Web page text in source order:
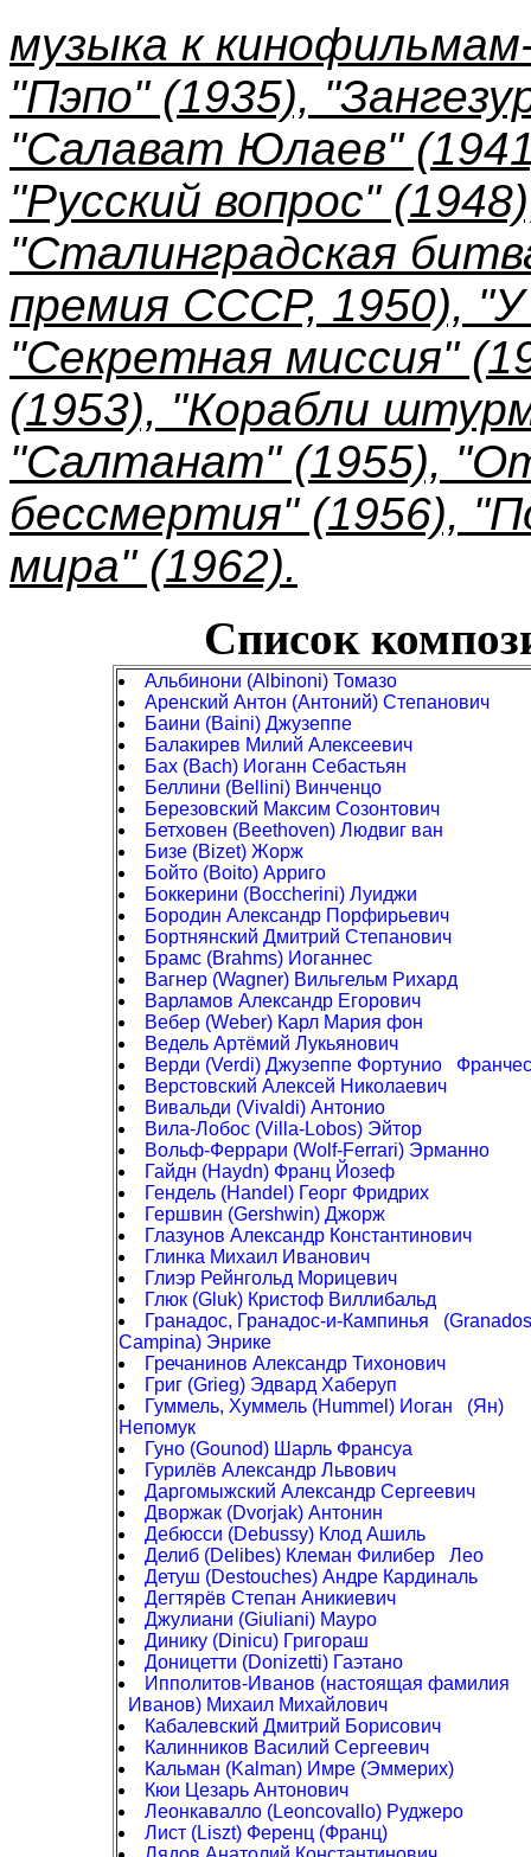
музыка к
"Пэпо" (1935),
"Салават Юлаев"
"Русский вопрос"
"Сталинградская
премия СССР, 1950),
"Секретная миссия"
(1953), "Корабли
"Салтанат" (1955),
бессмертия" (1956),
мира" (1962).
Список
Альбинони (Albinoni) Томазо
Аренский Антон (Антоний) Степанович
Баини (Baini) Джузеппе
Балакирев Милий Алексеевич
Бах (Bach) Иоганн Себастьян
Беллини (Bellini) Винченцо
Березовский Максим Созонтович
Бетховен (Beethoven) Людвиг ван
Бизе (Bizet) Жорж
Бойто (Boito) Арриго
Боккерини (Boccherini) Луиджи
Бородин Александр Порфирьевич
Бортнянский Дмитрий Степанович
Брамс (Brahms) Иоганнес
Вагнер (Wagner) Вильгельм Рихард
Варламов Александр Егорович
Вебер (Weber) Карл Мария фон
Ведель Артёмий Лукьянович
Верди (Verdi) Джузеппе Фортунио
Верстовский Алексей Николаевич
Вивальди (Vivaldi) Антонио
Вила-Лобос (Villa-Lobos) Эйтор
Вольф-Феррари (Wolf-Ferrari) Эрманно
Гайдн (Haydn) Франц Йозеф
Гендель (Handel) Георг Фридрих
Гершвин (Gershwin) Джорж
Глазунов Александр Константинович
Глинка Михаил Иванович
Глиэр Рейнгольд Морицевич
Глюк (Gluk) Кристоф Виллибальд
Гранадос, Гранадос-и-Кампинья
Campina) Энрике
Гречанинов Александр Тихонович
Григ (Grieg) Эдвард Хаберуп
Гуммель, Хуммель (Hummel) Иоган (Ян)
Непомук
Гуно (Gounod) Шарль Франсуа
Гурилёв Александр Львович
Даргомыжский Александр Сергеевич
Дворжак (Dvorjak) Антонин
Дебюсси (Debussy) Клод Ашиль
Делиб (Delibes) Клеман Филибер Лео
Детуш (Destouches) Андре Кардиналь
Дегтярёв Степан Аникиевич
Джулиани (Giuliani) Мауро
Динику (Dinicu) Григораш
Доницетти (Donizetti) Гаэтано
Ипполитов-Иванов (настоящая фамилия
Иванов) Михаил Михайлович
Кабалевский Дмитрий Борисович
Калинников Василий Сергеевич
Кальман (Kalman) Имре (Эммерих)
Кюи Цезарь Антонович
Леонкавалло (Leoncovallo) Руджеро
Лист (Liszt) Ференц (Франц)